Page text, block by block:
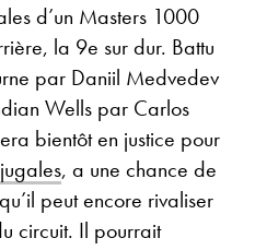
d’un Masters 1000
la 9e sur dur. Battu
par Daniil Medvedev
Wells par Carlos
bientôt en justice pour
, a une chance de
peut encore rivaliser
circuit. Il pourrait